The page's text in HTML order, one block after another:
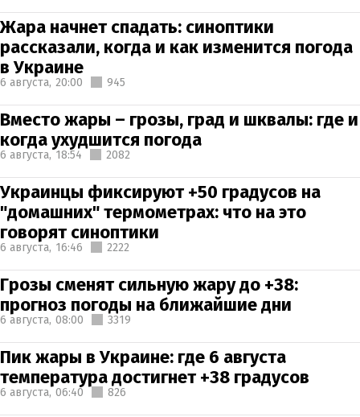
Жара начнет спадать: синоптики
рассказали, когда и как изменится погода
в Украине
6 августа, 20:00 945
Вместо жары – грозы, град и шквалы: где и
когда ухудшится погода
6 августа, 18:54 2082
Украинцы фиксируют +50 градусов на
"домашних" термометрах: что на это
говорят синоптики
6 августа, 16:46 2222
Грозы сменят сильную жару до +38:
прогноз погоды на ближайшие дни
6 августа, 08:00 3319
Пик жары в Украине: где 6 августа
температура достигнет +38 градусов
6 августа, 06:40 826